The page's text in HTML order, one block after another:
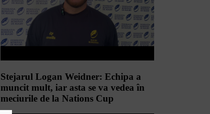
Stejarul Logan Weidner: Echipa a
muncit mult, iar asta se va vedea în
meciurile de la Nations Cup